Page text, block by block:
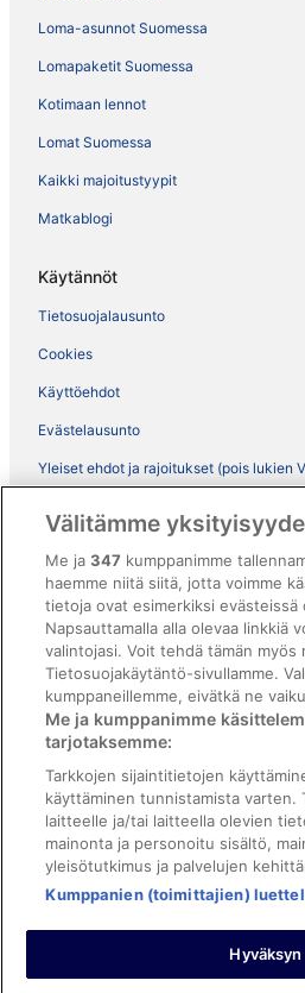
Loma-asunnot Suomessa
Lomapaketit Suomessa
Kotimaan lennot
Lomat Suomessa
Kaikki majoitustyypit
Matkablogi
Käytännöt
Tietosuojalausunto
Cookies
Käyttöehdot
Evästelausunto
Yleiset ehdot ja rajoitukset (pois lukien
ebookers BONUS+ -ohjelman ehdot
Oikeudelliset tiedot / ota meihin yhteyttä
Sisältövaatimukset ja ilmoituksen
Tuki
Ota yhteyttä
Varauksen muuttaminen tai
Varaa lento lentoyhtiön
Hyvityksen hakeminen ja aikarajat
©2026 Expedia, Inc., Expedia Groupin
Välitämme
Me ja347 kumppanimme
haemme niitä siitä, jotta voimme
tietoja ovat esimerkiksi
Napsauttamalla alla olevaa linkkiä
valintojasi. Voit tehdä tämän myös
Tietosuojakäytäntö-sivullamme.
kumppaneillemme, eivätkä ne
Me ja kumppanimme
tarjotaksemme:
Tarkkojen sijaintitietojen
käyttäminen tunnistamista varten.
laitteelle ja/tai laitteella olevien
mainonta ja personoitu sisältö,
yleisötutkimus ja palvelujen
Kumppanien (toimittajien)
Hyväksyn